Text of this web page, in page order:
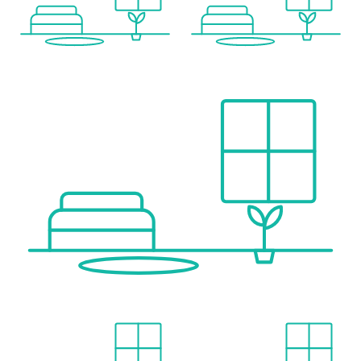
Wir weisen darauf hin, dass zwischen dem Vermittler und dem zu vermittelnden Dritten ein familiäres oder wirtschaftliches Naheverhältnis besteht.
Der Vermittler ist als Doppelmakler tätig.
Kinder & Schulen
Schule <500m
Universität <500m
Höhere Schule <500m
Einkaufszentrum <500m